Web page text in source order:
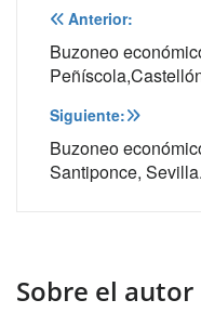
de
entradas
Anterior:
Buzoneo
Siguiente:
Buzoneo
Santiponce, Sevilla.
Sobre el autor